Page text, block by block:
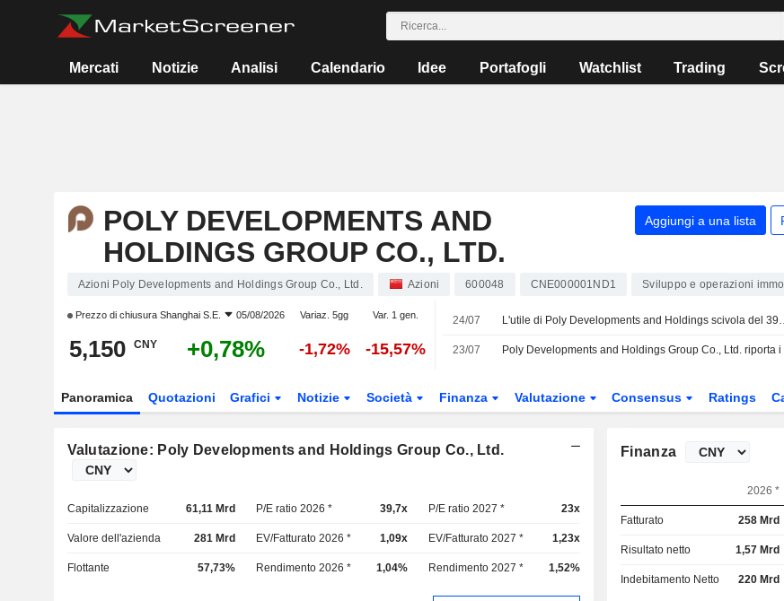
Mercati Notizie Analisi Calendario Idee Portafogli Watchlist Trading
POLY DEVELOPMENTS AND
HOLDINGS GROUP CO., LTD.
Aggiungi a una lista
Azioni Poly Developments and Holdings Group Co., Ltd. Azioni 600048 CNE000001ND1 Sviluppo e operazioni
Prezzo di chiusura Shanghai S.E. 05/08/2026 Variaz. 5gg Var. 1 gen.
5,150 CNY +0,78% -1,72% -15,57%
24/07 L'utile di Poly
23/07
Panoramica Quotazioni Grafici Notizie Società Finanza Valutazione Consensus Ratings
Valutazione: Poly Developments and Holdings Group Co., Ltd.
Capitalizzazione 61,11 Mrd P/E ratio 2026 * 39,7x P/E ratio 2027 * 23x
Valore dell'azienda 281 Mrd EV/Fatturato 2026 * 1,09x EV/Fatturato 2027 * 1,23x
Flottante 57,73% Rendimento 2026 * 1,04% Rendimento 2027 * 1,52%
Finanza
2026 *
Fatturato 258 Mrd
Risultato netto 1,57 Mrd
Indebitamento Netto 220 Mrd